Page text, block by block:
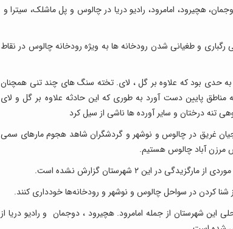
هچیرود، امامرود، رادیو دریا در چالوس و پل ماشلک، سیترا و
رگباری و طغیانی شدن رودخانه ها به ویژه رودخانه چالوس در نقاط
بود که علاوه بر گل ، لای. تخته سنگ های چند تنی همچنان
پایین دست آورد به طوری که این حادثه علاوه بر گل و لای
تنه درختان و سایر آورده ها ناشی از سیل کرد
غریق در چالوس و نوشهر و گردشگران شاهد هجوم مارهای سمی
مرزن آباد چالوس هستیم.
در این ۲ شهرستان گزارش نشده است.
کردن در سواحل چالوس و نوشهر و رودخانه‌ها خودداری کنند.
شهرستان از جمله امامرود. هچیرود ، دوجمان و رادیو دریا از